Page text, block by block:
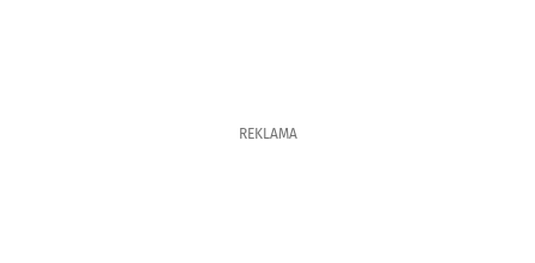
REKLAMA